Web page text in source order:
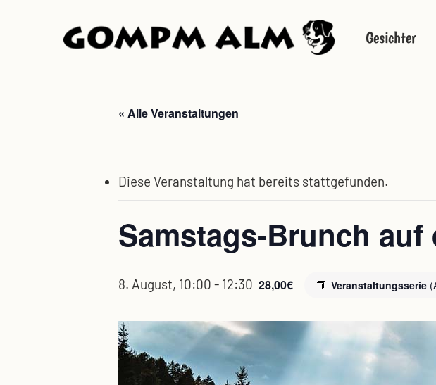
Gesichter
« Alle Veranstaltungen
Diese Veranstaltung hat bereits stattgefunden.
Samstags-Brunch
8. August, 10:00 - 12:30 Veranstaltungsserie
28,00€